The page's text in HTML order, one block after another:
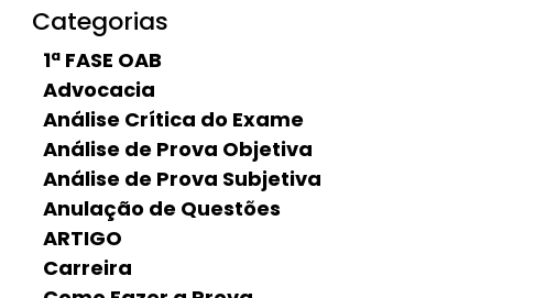
Categorias
1ª FASE OAB
Advocacia
Análise Crítica do Exame
Análise de Prova Objetiva
Análise de Prova Subjetiva
Anulação de Questões
ARTIGO
Carreira